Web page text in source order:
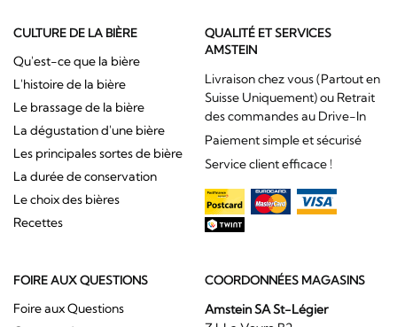
CULTURE DE LA BIÈRE
Qu'est-ce que la bière
L'histoire de la bière
Le brassage de la bière
La dégustation d'une bière
Les principales sortes de bière
La durée de conservation
Le choix des bières
Recettes
QUALITÉ ET SERVICES
AMSTEIN
Livraison chez vous (Partout en
Suisse Uniquement) ou Retrait
des commandes au Drive-In
Paiement simple et sécurisé
Service client efficace !
FOIRE AUX QUESTIONS
Foire aux Questions
COORDONNÉES MAGASINS
Amstein SA St-Légier